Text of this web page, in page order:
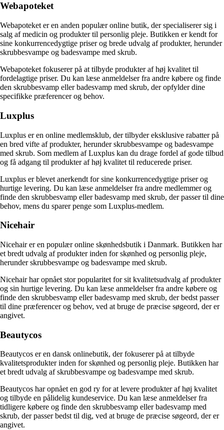
Webapoteket
Webapoteket er en anden populær online butik, der specialiserer sig i
salg af medicin og produkter til personlig pleje. Butikken er kendt for
sine konkurrencedygtige priser og brede udvalg af produkter, herunder
skrubbesvampe og badesvampe med skrub.
Webapoteket fokuserer på at tilbyde produkter af høj kvalitet til
fordelagtige priser. Du kan læse anmeldelser fra andre købere og finde
den skrubbesvamp eller badesvamp med skrub, der opfylder dine
specifikke præferencer og behov.
Luxplus
Luxplus er en online medlemsklub, der tilbyder eksklusive rabatter på
en bred vifte af produkter, herunder skrubbesvampe og badesvampe
med skrub. Som medlem af Luxplus kan du drage fordel af gode tilbud
og få adgang til produkter af høj kvalitet til reducerede priser.
Luxplus er blevet anerkendt for sine konkurrencedygtige priser og
hurtige levering. Du kan læse anmeldelser fra andre medlemmer og
finde den skrubbesvamp eller badesvamp med skrub, der passer til dine
behov, mens du sparer penge som Luxplus-medlem.
Nicehair
Nicehair er en populær online skønhedsbutik i Danmark. Butikken har
et bredt udvalg af produkter inden for skønhed og personlig pleje,
herunder skrubbesvampe og badesvampe med skrub.
Nicehair har opnået stor popularitet for sit kvalitetsudvalg af produkter
og sin hurtige levering. Du kan læse anmeldelser fra andre købere og
finde den skrubbesvamp eller badesvamp med skrub, der bedst passer
til dine præferencer og behov, ved at bruge de præcise søgeord, der er
angivet.
Beautycos
Beautycos er en dansk onlinebutik, der fokuserer på at tilbyde
kvalitetsprodukter inden for skønhed og personlig pleje. Butikken har
et bredt udvalg af skrubbesvampe og badesvampe med skrub.
Beautycos har opnået en god ry for at levere produkter af høj kvalitet
og tilbyde en pålidelig kundeservice. Du kan læse anmeldelser fra
tidligere købere og finde den skrubbesvamp eller badesvamp med
skrub, der passer bedst til dig, ved at bruge de præcise søgeord, der er
angivet.